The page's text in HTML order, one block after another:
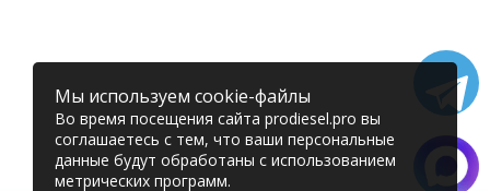
Мы используем cookie-файлы
Во время посещения сайта prodiesel.pro вы
соглашаетесь с тем, что ваши персональные
данные будут обработаны с использованием
метрических программ.